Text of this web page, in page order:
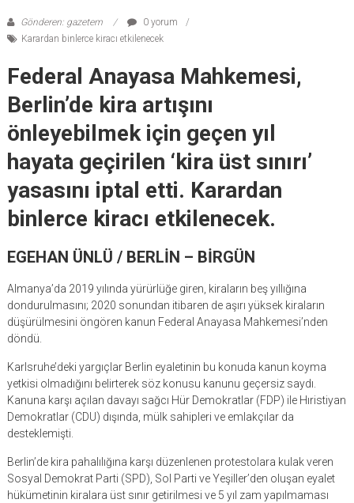
Gönderen: gazetem
0 yorum
Karardan binlerce kiracı etkilenecek
Federal Anayasa Mahkemesi,
Berlin’de kira artışını
önleyebilmek için geçen yıl
hayata geçirilen ‘kira üst sınırı’
yasasını iptal etti. Karardan
binlerce kiracı etkilenecek.
EGEHAN ÜNLÜ / BERLİN – BİRGÜN
Almanya’da 2019 yılında yürürlüğe giren, kiraların beş yıllığına
dondurulmasını; 2020 sonundan itibaren de aşırı yüksek kiraların
düşürülmesini öngören kanun Federal Anayasa Mahkemesi’nden
döndü.
Karlsruhe’deki yargıçlar Berlin eyaletinin bu konuda kanun koyma
yetkisi olmadığını belirterek söz konusu kanunu geçersiz saydı.
Kanuna karşı açılan davayı sağcı Hür Demokratlar (FDP) ile Hıristiyan
Demokratlar (CDU) dışında, mülk sahipleri ve emlakçılar da
desteklemişti.
Berlin’de kira pahalılığına karşı düzenlenen protestolara kulak veren
Sosyal Demokrat Parti (SPD), Sol Parti ve Yeşiller’den oluşan eyalet
hükümetinin kiralara üst sınır getirilmesi ve 5 yıl zam yapılmaması